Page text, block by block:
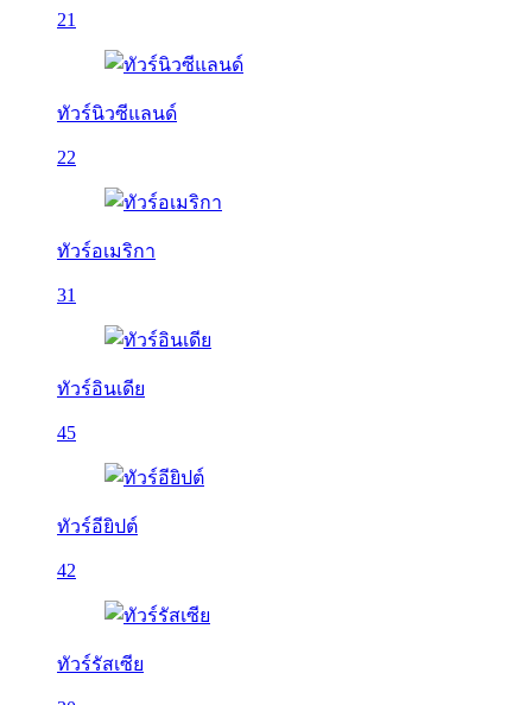
21
ทัวร์นิวซีแลนด์
22
ทัวร์อเมริกา
31
ทัวร์อินเดีย
45
ทัวร์อียิปต์
42
ทัวร์รัสเซีย